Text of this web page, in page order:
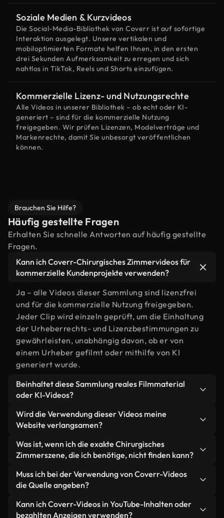
Soziale Medien & Kurzvideos
Die Social-Media-Bibliothek von Coverr ist auf sofortige
Interaktion ausgelegt. Unsere vertikalen und
mobiloptimierten Formate helfen Ihnen, in den ersten
drei Sekunden Aufmerksamkeit zu erregen und sich
nahtlos in TikTok, Reels und Shorts einzufügen.
Kommerzielle Lizenz- und Nutzungsrechte
Alle Videos in unserer Bibliothek – ob echt oder KI-
generiert – sind für die kommerzielle Nutzung
freigegeben. Wir prüfen Lizenzen, Modelverträge und
Markenrechte, damit Sie unbesorgt veröffentlichen
können.
Brauchen Sie Hilfe?
Häufig gestellte Fragen
Erhalten Sie schnelle Antworten auf häufig gestellte
Fragen.
Kann ich Coverr-Chirurgisches Zimmervideos für
kommerzielle Kundenprojekte verwenden?
Ja – alle Videos dieser Sammlung sind lizenzfrei
und für die kommerzielle Nutzung freigegeben.
Jeder Clip wird einzeln geprüft, um die Einhaltung
der Urheberrechts- und Lizenzbestimmungen zu
gewährleisten, unabhängig davon, ob er von
einem Urheber gefilmt oder mithilfe von KI
generiert wurde.
Beinhaltet diese Sammlung reales Filmmaterial
oder KI-Videos?
Beides. Es handelt sich um eine Hybridbibliothek
aus realen, von Menschen aufgenommenen
und KI-generierten Videos. Jedes Video ist
eindeutig beschriftet, sodass Sie immer wissen,
was Sie verwenden.
Wird die Verwendung dieser Videos meine
Website verlangsamen?
Nicht, wenn Sie unsere optimierten Versionen
wählen. Wir bieten schlanke, webfähige Formate,
wurden – so bleibt die Qualität hoch, während
gleichzeitig die Ladezeiten minimiert und
Kennzahlen wie LCP verbessert werden.
Was ist, wenn ich die exakte Chirurgisches
Zimmerszene, die ich benötige, nicht finden kann?
Mit Coverr AI Studio erstellen Sie im
Handumdrehen ein solches Video. Beschreiben Sie
Zimmer bei Sonnenuntergang" – und das Studio
Muss ich bei der Verwendung von Coverr-Videos
die Quelle angeben?
Eine Namensnennung ist nicht erforderlich. Alle
Videos in unserer Stockbibliothek sind lizenzfrei
Kann ich Coverr-Videos in YouTube-Inhalten oder
bezahlten Anzeigen verwenden?